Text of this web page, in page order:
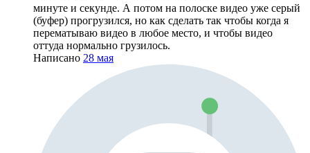
минуте и секунде. А потом на полоске видео уже серый
(буфер) прогрузился, но как сделать так чтобы когда я
перематываю видео в любое место, и чтобы видео
оттуда нормально грузилось.
Написано 28 мая